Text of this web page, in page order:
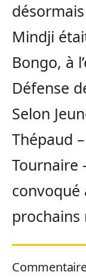
Mindji
Bongo, à
Défense
Selon
Thépaud
Tournaire
convoqué
prochains